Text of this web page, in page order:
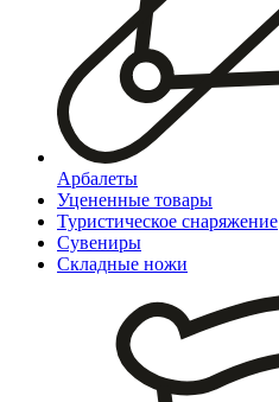
Арбалеты
Уцененные товары
Туристическое снаряжение
Сувениры
Складные ножи